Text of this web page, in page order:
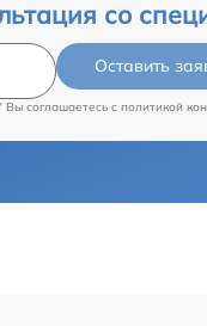
со
Оставить
Вы соглашаетесь c политикой